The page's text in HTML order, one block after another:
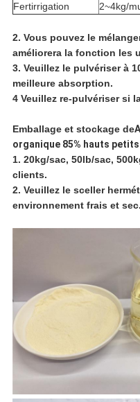
Fertirrigation
2~4kg/
2. Vous pouvez le
améliorera la fonction les
3. Veuillez le pulvériser à
meilleure absorption.
4 Veuillez re-pulvériser si
Emballage et stockage de
organique 85% hauts
1. 20kg/sac, 50lb/sac,
clients.
2. Veuillez le sceller
environnement frais et sec.